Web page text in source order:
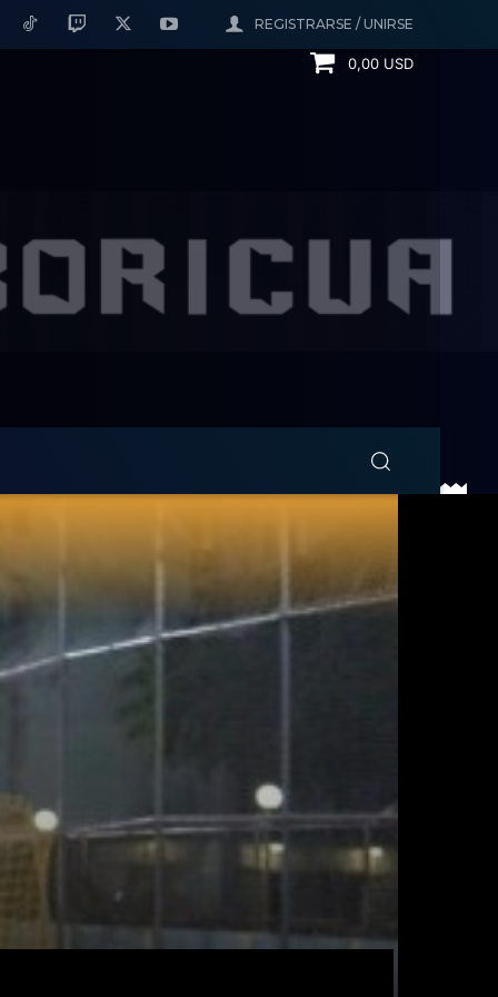
REGISTRARSE / UNIRSE
0,00 USD